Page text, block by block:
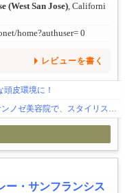
(West San Jose) , Californi
home?authuser= 0
レビューを書く
皮環境に！
グリーンカードサポートします！サンノゼ美容院で、スタイリスト募集！日曜のみOK・入客チャンスあり
ー・サンフランシス